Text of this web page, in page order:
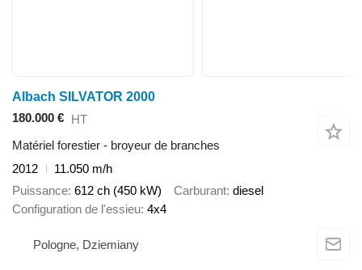
Albach SILVATOR 2000
180.000 € HT
Matériel forestier - broyeur de branches
2012
11.050 m/h
Puissance 612 ch (450 kW) Carburant diesel
Configuration de l'essieu 4x4
Pologne, Dziemiany